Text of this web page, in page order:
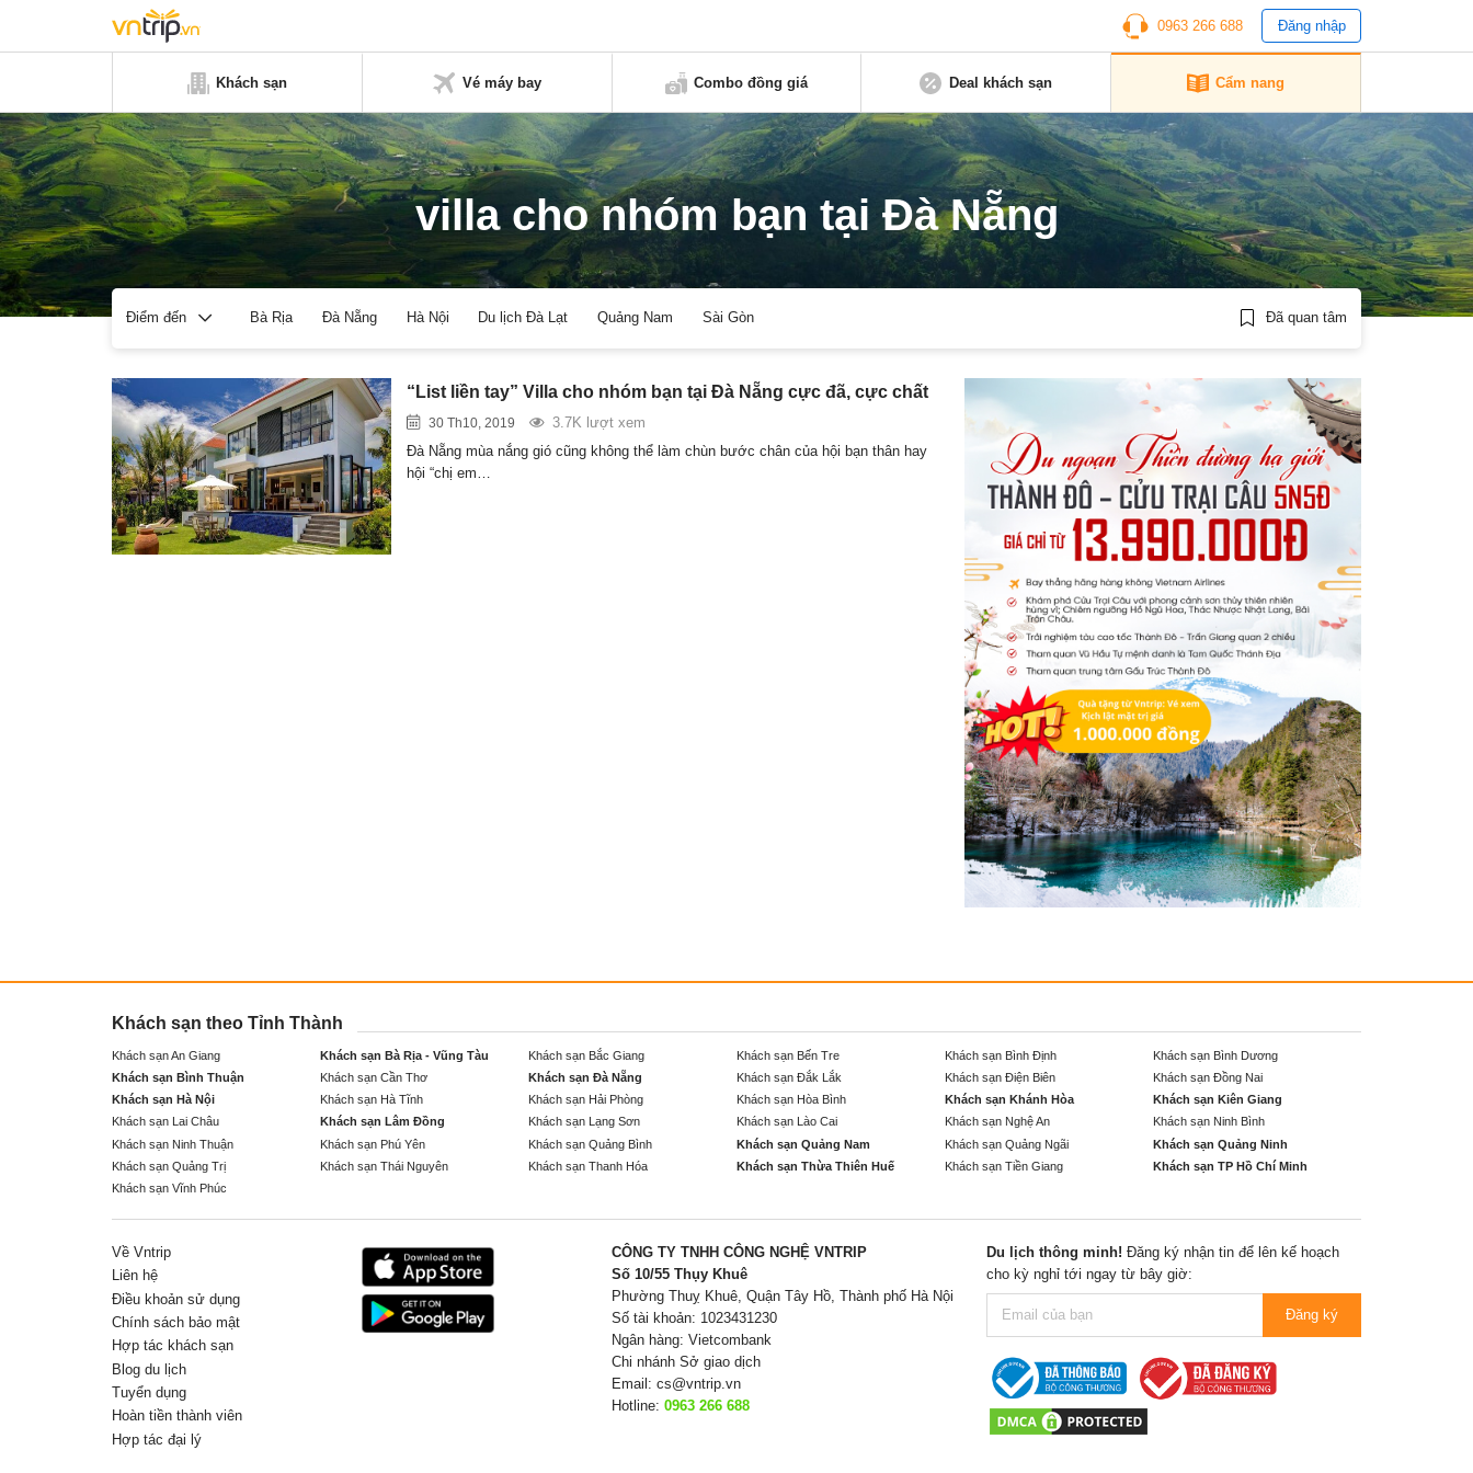
0963 266 688 Đăng nhập
Khách sạn Vé máy bay Combo đồng giá Deal khách sạn Cẩm nang
villa cho nhóm bạn tại Đà Nẵng
Điểm đến Bà Rịa Đà Nẵng Hà Nội Du lịch Đà Lạt Quảng Nam Sài Gòn Đã quan tâm
“List liền tay” Villa cho nhóm bạn tại Đà Nẵng cực đã, cực chất
30 Th10, 2019
3.7K lượt xem
Đà Nẵng mùa nắng gió cũng không thể làm chùn bước chân của hội bạn thân hay
hội “chị em…
Khách sạn theo Tỉnh Thành
Khách sạn An Giang Khách sạn Bà Rịa - Vũng Tàu Khách sạn Bắc Giang Khách sạn Bến Tre Khách sạn Bình Định
Khách sạn Bình Dương
Khách sạn Bình Thuận
Khách sạn Cần Thơ Khách sạn Đà Nẵng Khách sạn Đắk Lắk Khách sạn Điện Biên
Khách sạn Đồng Nai
Khách sạn Hà Nội
Khách sạn Hà Tĩnh Khách sạn Hải Phòng Khách sạn Hòa Bình Khách sạn Khánh Hòa
Khách sạn Kiên Giang
Khách sạn Lai Châu
Khách sạn Lâm Đồng Khách sạn Lạng Sơn Khách sạn Lào Cai Khách sạn Nghệ An
Khách sạn Ninh Bình
Khách sạn Ninh Thuận
Khách sạn Phú Yên Khách sạn Quảng Bình Khách sạn Quảng Nam Khách sạn Quảng Ngãi
Khách sạn Quảng Ninh
Khách sạn Quảng Trị
Khách sạn Thái Nguyên Khách sạn Thanh Hóa Khách sạn Thừa Thiên Huế Khách sạn Tiền Giang
Khách sạn TP Hồ Chí Minh
Khách sạn Vĩnh Phúc
Về Vntrip
Liên hệ
Điều khoản sử dụng
Chính sách bảo mật
Hợp tác khách sạn
Blog du lịch
Tuyển dụng
Hoàn tiền thành viên
Hợp tác đại lý
CÔNG TY TNHH CÔNG NGHỆ VNTRIP
Số 10/55 Thụy Khuê
Phường Thuỵ Khuê, Quận Tây Hồ, Thành phố Hà Nội
Số tài khoản: 1023431230
Ngân hàng: Vietcombank
Chi nhánh Sở giao dịch
Email: cs@vntrip.vn
Hotline: 0963 266 688
Du lịch thông minh! Đăng ký nhận tin để lên kế hoạch
cho kỳ nghỉ tới ngay từ bây giờ:
Đăng ký